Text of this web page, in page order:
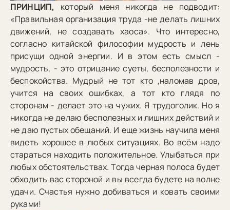
ПРИНЦИП,
который меня никогда не подводит:
«Правильная организация труда -не делать лишних
движений, не создавать хаоса». Что интересно,
согласно китайской философии мудрость и лень
присущи одной энергии. И в этом есть смысл -
мудрость, - это отрицание суеты, бесполезности и
беспокойства. Мудрый не тот кто ,наломав дров,
учится на своих ошибках, а тот кто глядя по
сторонам - делает это на чужих. Я трудоголик. Но я
никогда не делаю бесполезных и лишних действий и
не даю пустых обещаний. И еще жизнь научила меня
видеть хорошее в любых ситуациях. Во всём надо
стараться находить положительное. Улыбаться при
любых обстоятельствах. Тогда черная полоса будет
обходить вас стороной и вы всегда будете на волне
удачи. Счастья нужно добиваться и ковать своими
руками!